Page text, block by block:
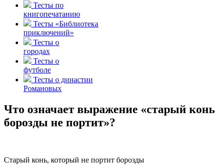
Тесты по
книгопечатанию
Тесты «Библиотека
приключений»
Тесты о
городах
Тесты о
футболе
Тесты о династии
Романовых
Что означает выражение «старый конь
борозды не портит»?
Старый конь, который не портит борозды